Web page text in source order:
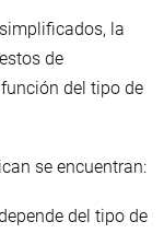
la
de
del tipo de
se encuentran:
del tipo de